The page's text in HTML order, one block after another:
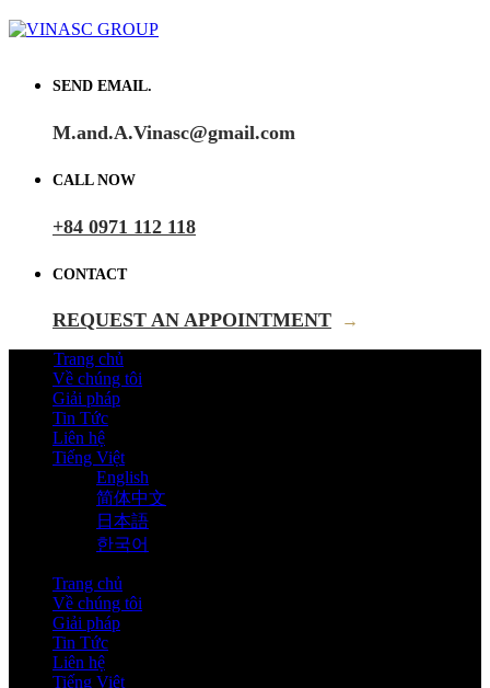
SEND EMAIL.
M.and.A.Vinasc@gmail.com
CALL NOW
+84 0971 112 118
CONTACT
REQUEST AN APPOINTMENT →
Trang chủ
Về chúng tôi
Giải pháp
Tin Tức
Liên hệ
Tiếng Việt
English
简体中文
日本語
한국어
Trang chủ
Về chúng tôi
Giải pháp
Tin Tức
Liên hệ
Tiếng Việt